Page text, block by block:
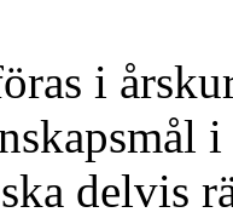
i
delvis